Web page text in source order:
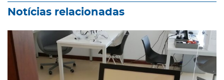
Notícias relacionadas